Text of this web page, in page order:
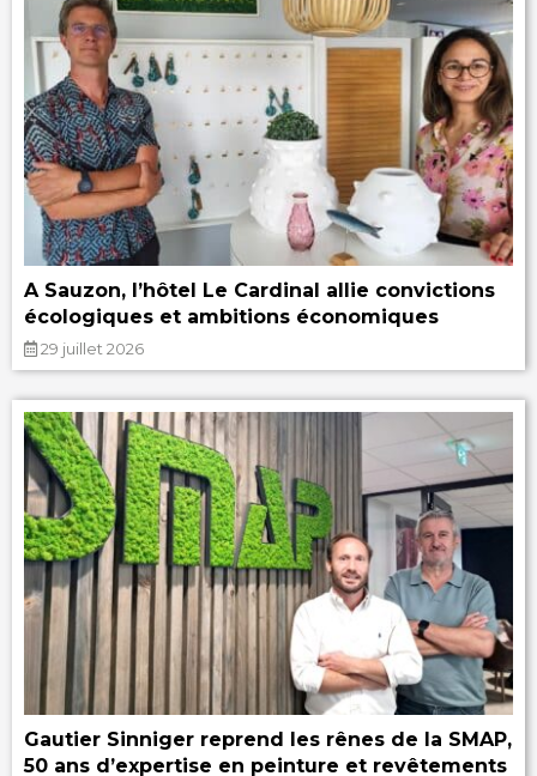
A Sauzon, l’hôtel Le Cardinal allie convictions
écologiques et ambitions économiques
29 juillet 2026
Gautier Sinniger reprend les rênes de la SMAP,
50 ans d’expertise en peinture et revêtements